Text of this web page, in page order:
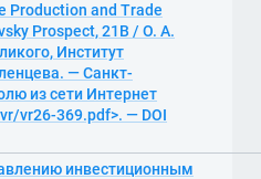
Production and Trade
Prospect, 21B / О. А.
Институт
— Санкт-
из сети Интернет
vr26-369.pdf>. — DOI
инвестиционным